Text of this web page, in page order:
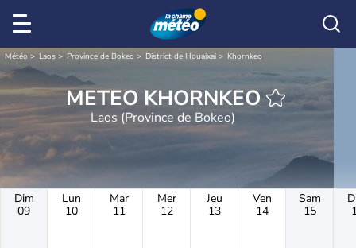
Météo Laos Province de Bokeo District de Houaixai Khornkeo
METEO KHORNKEO
Laos (Province de Bokeo)
Dim
09
Lun
10
Mar
11
Mer
12
Jeu
13
Ven
14
Sam
15